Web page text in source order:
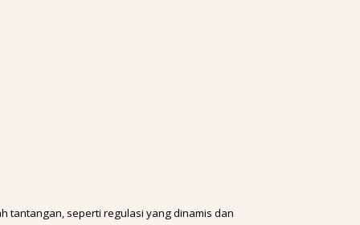
tantangan, seperti regulasi yang dinamis dan